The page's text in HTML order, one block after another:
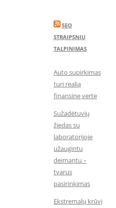
SEO
STRAIPSNIU
TALPINIMAS
Auto supirkimas
turi realią
finansinę vertę
Sužadėtuvių
žiedas su
laboratorijoje
užaugintu
deimantu –
tvarus
pasirinkimas
Ekstremalų krūvį